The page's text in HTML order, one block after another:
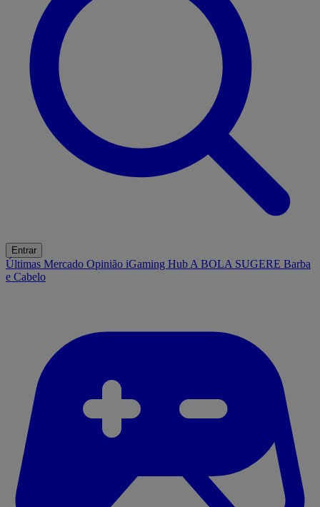
Entrar
Últimas Mercado Opinião iGaming Hub A BOLA SUGERE Barba
e Cabelo